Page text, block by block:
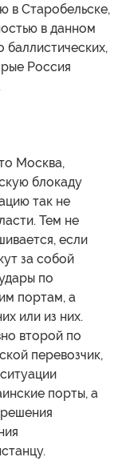
в Старобельске,
в данном
баллистических,
Россия
Москва,
блокаду
так не
Тем не
если
за собой
по
портам, а
или из них.
второй по
перевозчик,
порты, а